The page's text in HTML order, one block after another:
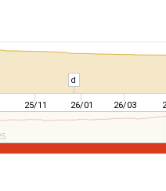
25/11 26/01 26/03
d